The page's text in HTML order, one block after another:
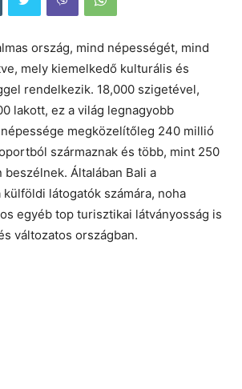
ország, mind népességét, mind
mely kiemelkedő kulturális és
rendelkezik. 18,000 szigetével,
lakott, ez a világ legnagyobb
megközelítőleg 240 millió
származnak és több, mint 250
Általában Bali a
látogatók számára, noha
egyéb top turisztikai látványosság is
változatos országban.